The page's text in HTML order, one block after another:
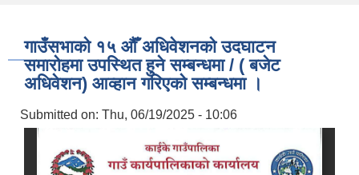
गाउँसभाको १५ औँ अधिवेशनको उदघाटन
समारोहमा उपस्थित हुने सम्बन्धमा / ( बजेट
अधिवेशन) आव्हान गरिएको सम्बन्धमा ।
Submitted on: Thu, 06/19/2025 - 10:06